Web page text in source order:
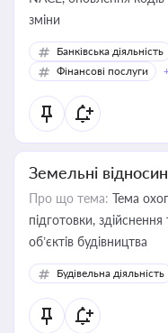
зміни
Банківська діяльність
Фінансові послуги
Земельні
Про що тема: Тема
підготовки,
об’єктів будівництва
Будівельна діяльність